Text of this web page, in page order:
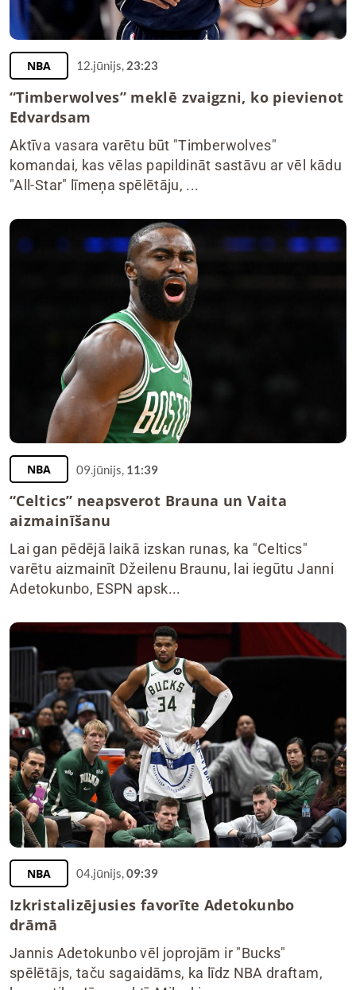
NBA 12.jūnijs, 23:23
“Timberwolves” meklē zvaigzni, ko pievienot
Edvardsam
Aktīva vasara varētu būt "Timberwolves"
komandai, kas vēlas papildināt sastāvu ar vēl kādu
"All-Star" līmeņa spēlētāju, ...
NBA 09.jūnijs, 11:39
“Celtics” neapsverot Brauna un Vaita
aizmainīšanu
Lai gan pēdējā laikā izskan runas, ka "Celtics"
varētu aizmainīt Džeilenu Braunu, lai iegūtu Janni
Adetokunbo, ESPN apsk...
NBA 04.jūnijs,09:39
Izkristalizējusies favorīte Adetokunbo
drāmā
Jannis Adetokunbo vēl joprojām ir "Bucks"
spēlētājs, taču sagaidāms, ka līdz NBA draftam,